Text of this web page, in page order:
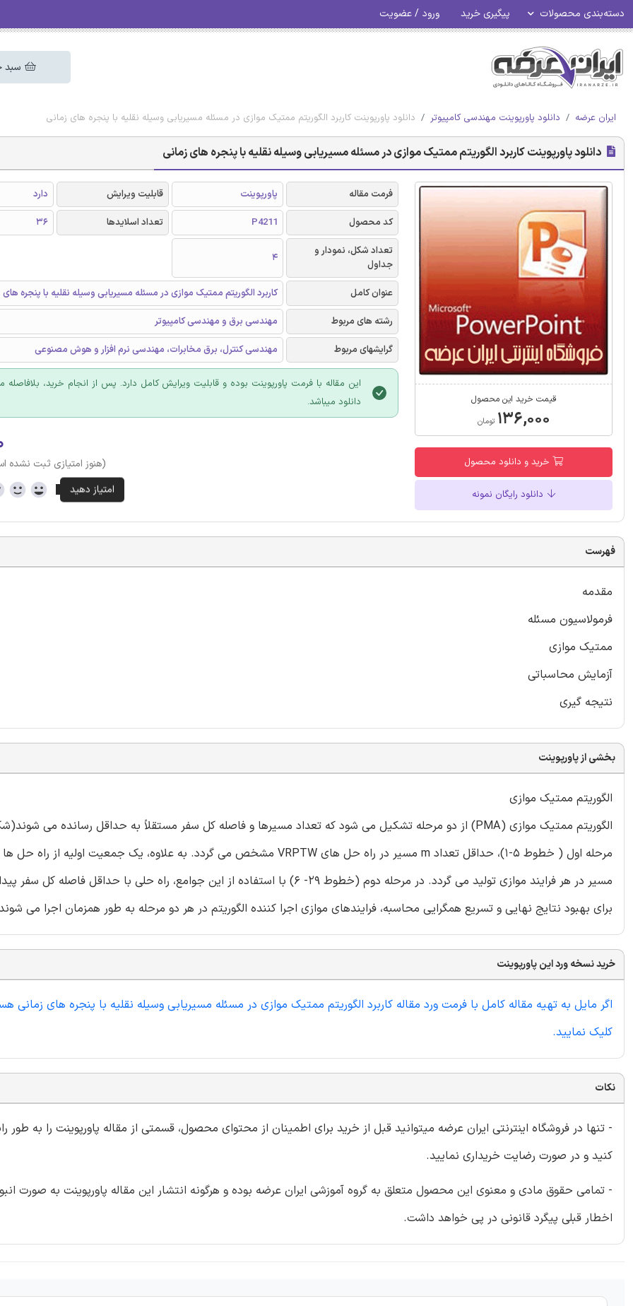
دسته‌بندی محصولات پیگیری خرید ورود / عضویت
سبد
ایران عرضه دانلود پاورپوینت مهندسی کامپیوتر دانلود پاورپوینت کاربرد الگوریتم ممتیک موازی در مسئله مسیریابی وسیله نقلیه با پنجره های زمانی
دانلود پاورپوینت کاربرد الگوریتم ممتیک موازی در مسئله مسیریابی وسیله نقلیه با پنجره های زمانی
قیمت خرید این محصول
۱۳۶,۰۰۰ تومان
خرید و دانلود محصول
دانلود رایگان نمونه
فرمت مقاله پاورپوینت قابلیت ویرایش
دارد
کد محصول
P4211 تعداد اسلایدها
36
تعداد شکل، نمودار و
جداول
4
عنوان کامل
کاربرد الگوریتم ممتیک موازی در مسئله مسیریابی وسیله نقلیه با پنجره های
رشته های مربوط
مهندسی برق و مهندسی کامپیوتر
گرایشهای مربوط
مهندسی کنترل، برق مخابرات، مهندسی نرم افزار و هوش مصنوعی
این مقاله با فرمت پاورپوینت بوده و قابلیت ویرایش کامل دارد. پس از انجام خرید،
دانلود میباشد.
(هنوز امتیازی ثبت نشده
فهرست
مقدمه
فرمولاسیون مسئله
ممتیک موازی
آزمایش محاسباتی
نتیجه گیری
بخشی از پاورپوینت
الگوریتم ممتیک موازی
مسیر در هر فرایند موازی تولید می گردد. در مرحله دوم (خطوط 29- 6) با استفاده از این جوامع، راه حلی با حداقل فاصله
برای بهبود نتایج نهایی و تسریع همگرایی محاسبه، فرایندهای موازی اجرا کننده الگوریتم در هر دو مرحله به طور همزمان اجرا می
خرید نسخه ورد این پاورپوینت
اگر مایل به تهیه مقاله کامل با فرمت ورد مقاله کاربرد الگوریتم ممتیک موازی در مسئله مسیریابی وسیله نقلیه با پنجره های زمانی
کلیک نمایید.
نکات
- تنها در فروشگاه اینترنتی ایران عرضه میتوانید قبل از خرید برای اطمینان از محتوای محصول، قسمتی از مقاله پاورپوینت را به طور
کنید و در صورت رضایت خریداری نمایید.
- تمامی حقوق مادی و معنوی این محصول متعلق به گروه آموزشی ایران عرضه بوده و هرگونه انتشار این مقاله پاورپوینت به صورت
اخطار قبلی پیگرد قانونی در پی خواهد داشت.